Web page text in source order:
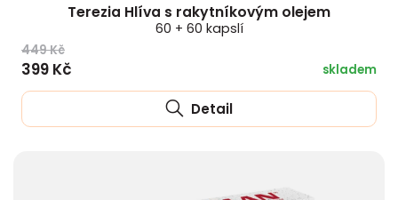
Terezia Hlíva s rakytníkovým olejem
60 + 60 kapslí
449 Kč
399 Kč skladem
Detail